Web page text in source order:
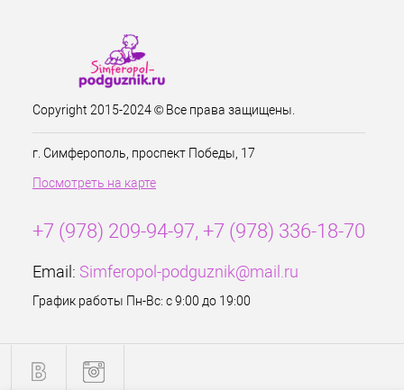
Copyright 2015-2024 © Все права защищены.
г. Симферополь, проспект Победы, 17
Посмотреть на карте
+7 (978) 209-94-97, +7 (978) 336-18-70
Email: Simferopol-podguznik@mail.ru
График работы Пн-Вс: с 9:00 до 19:00